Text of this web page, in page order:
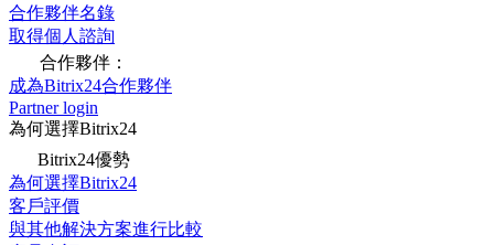
合作夥伴名錄
取得個人諮詢
合作夥伴：
成為Bitrix24合作夥伴
Partner login
為何選擇Bitrix24
Bitrix24優勢
為何選擇Bitrix24
客戶評價
與其他解決方案進行比較